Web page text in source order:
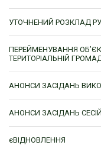
УТОЧНЕНИЙ РОЗКЛАД
ПЕРЕЙМЕНУВАННЯ
ТЕРИТОРІАЛЬНІЙ
АНОНСИ ЗАСІДАНЬ
АНОНСИ ЗАСІДАНЬ
єВІДНОВЛЕННЯ